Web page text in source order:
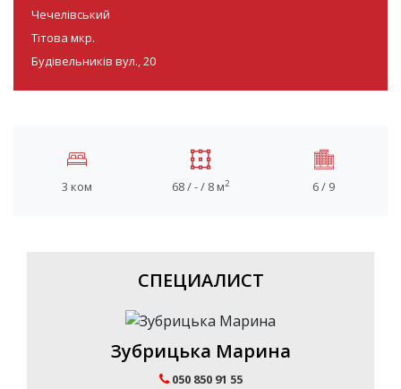
Чечелівський
Тітова мкр.
Будівельників вул., 20
3 ком 68 / - / 8 м2 6 / 9
СПЕЦИАЛИСТ
Зубрицька Марина
050 850 91 55